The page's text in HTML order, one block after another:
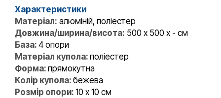
Характеристики
Матеріал: алюміній, поліестер
Довжина/ширина/висота: 500 x 500 x - см
База: 4 опори
Матеріал купола: поліестер
Форма: прямокутна
Колір купола: бежева
Розмір опори: 10 x 10 см